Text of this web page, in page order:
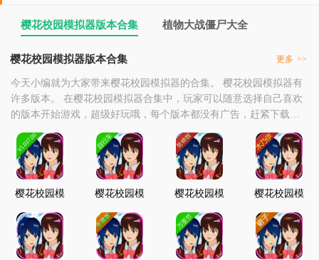
樱花校园模拟器版本合集 植物大战僵尸大全
樱花校园模拟器版本合集 更多 >>
今天小编就为大家带来樱花校园模拟器的合集。 樱花校园模拟器有
许多版本。 在樱花校园模拟器合集中，玩家可以随意选择自己喜欢
的版本开始游戏，超级好玩哦，每个版本都没有广告，赶紧下载樱
樱花校园模
1.037.00版
本
樱花校园模
行车版
樱花校园模
语版
樱花校园模
版